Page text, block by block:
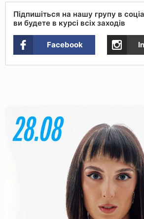
Підпишіться на нашу групу в
ви будете в курсі всіх заходів
Facebook